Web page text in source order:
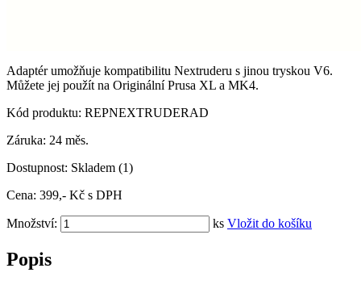
Adaptér umožňuje kompatibilitu Nextruderu s jinou tryskou V6.
Můžete jej použít na Originální Prusa XL a MK4.
Kód produktu: REPNEXTRUDERAD
Záruka: 24 měs.
Dostupnost: Skladem (1)
Cena: 399,- Kč s DPH
Množství: ks Vložit do košíku
Popis